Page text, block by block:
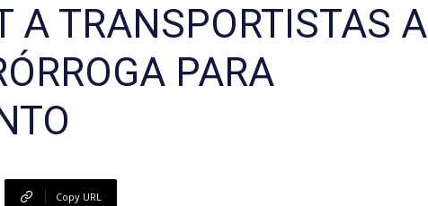
A TRANSPORTISTAS A
PARA
Copy URL